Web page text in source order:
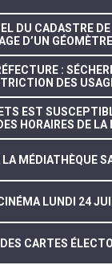
DU CADASTRE
D’UN GÉOMÈTRE
:
DES
EST
HORAIRES DE LA
MÉDIATHÈQUE
LUNDI 24
CARTES